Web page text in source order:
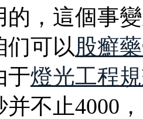
的，這個事
们可以股癬
于燈光工程
并不止4000